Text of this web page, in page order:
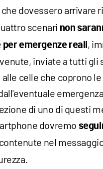
che dovessero arrivare
scenari non
emergenze reali,
inviate a tutti gli
celle che coprono le
di uno di questi
dovremo
contenute nel